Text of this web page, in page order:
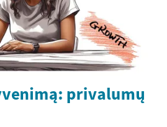
privalumų